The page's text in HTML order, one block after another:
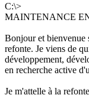
C:\>
MAINTENANCE
Bonjour et bienvenue
refonte. Je viens de
développement,
en recherche active
Je m'attelle à la